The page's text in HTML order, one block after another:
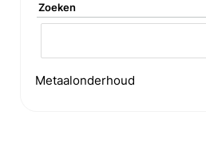
Zoeken
Metaalonderhoud